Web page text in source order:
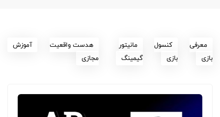
معرفی
بازی
کنسول
بازی
مانیتور
گیمینگ
هدست واقعیت
مجازی
آموزش